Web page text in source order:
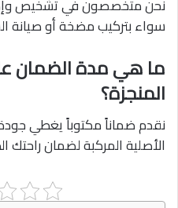
نحن متخصصون في تشخيص
سواء بتركيب مضخة أو صيانة
ما هي مدة الضمان
المنجزة؟
نقدم ضماناً مكتوباً يغطي
الأصلية المركبة لضمان راحتك